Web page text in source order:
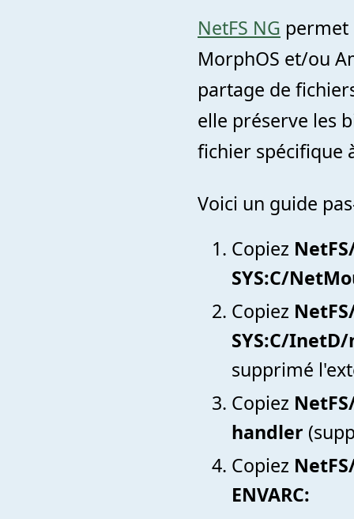
NetFS NG permet
MorphOS et/ou
partage de
elle préserve les
fichier spécifique
Voici un guide
Copiez
SYS:C/
Copiez
SYS:C/
supprimé
Copiez
handler
Copiez
ENVARC: